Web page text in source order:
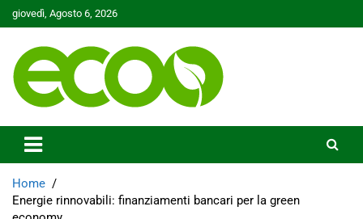
Skip
to
giovedì, Agosto 6, 2026
Ecoo.it
Home
Energie rinnovabili: finanziamenti bancari per la green